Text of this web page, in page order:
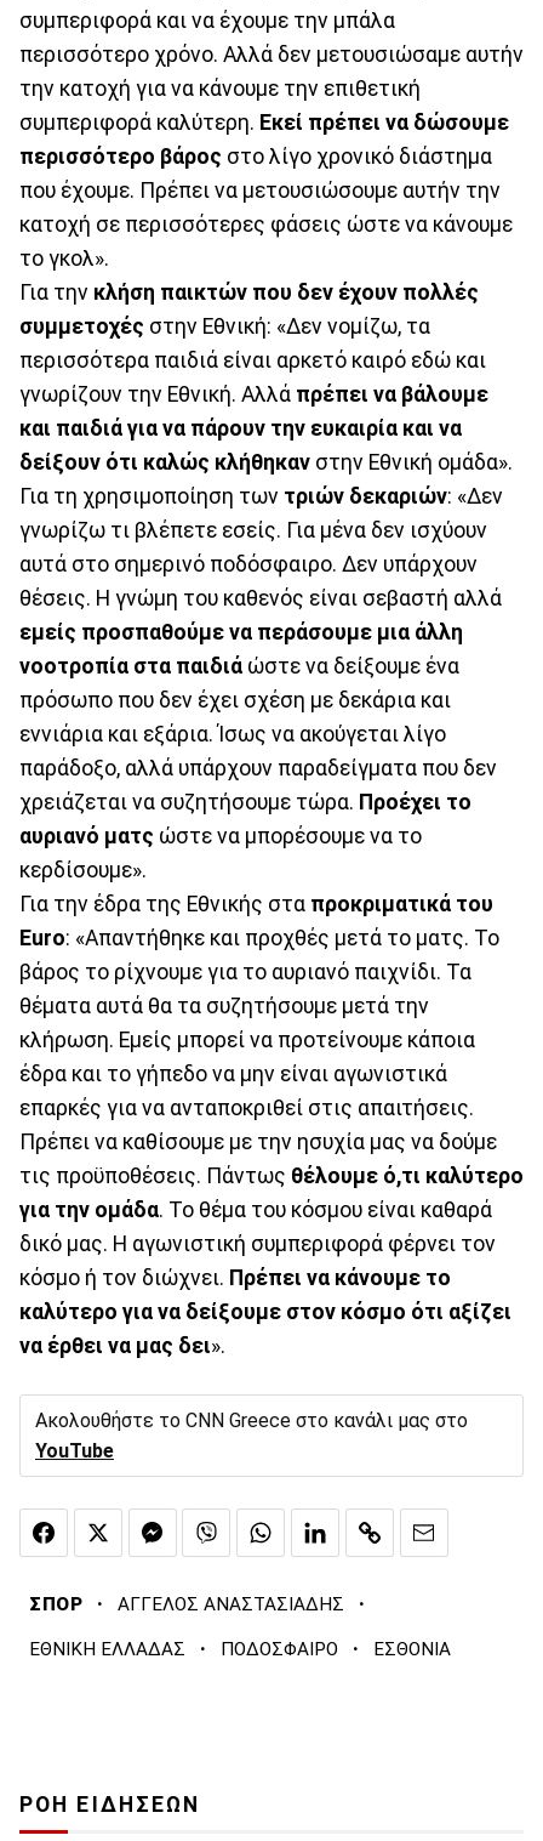
συμπεριφορά και να έχουμε την μπάλα
περισσότερο χρόνο. Αλλά δεν μετουσιώσαμε αυτήν
την κατοχή για να κάνουμε την επιθετική
συμπεριφορά καλύτερη. Εκεί πρέπει να δώσουμε
περισσότερο βάρος στο λίγο χρονικό διάστημα
που έχουμε. Πρέπει να μετουσιώσουμε αυτήν την
κατοχή σε περισσότερες φάσεις ώστε να κάνουμε
το γκολ».
Για την κλήση παικτών που δεν έχουν πολλές
συμμετοχές στην Εθνική: «Δεν νομίζω, τα
περισσότερα παιδιά είναι αρκετό καιρό εδώ και
γνωρίζουν την Εθνική. Αλλά πρέπει να βάλουμε
και παιδιά για να πάρουν την ευκαιρία και να
δείξουν ότι καλώς κλήθηκαν στην Εθνική ομάδα».
Για τη χρησιμοποίηση των τριών δεκαριών: «Δεν
γνωρίζω τι βλέπετε εσείς. Για μένα δεν ισχύουν
αυτά στο σημερινό ποδόσφαιρο. Δεν υπάρχουν
θέσεις. Η γνώμη του καθενός είναι σεβαστή αλλά
εμείς προσπαθούμε να περάσουμε μια άλλη
νοοτροπία στα παιδιά ώστε να δείξουμε ένα
πρόσωπο που δεν έχει σχέση με δεκάρια και
εννιάρια και εξάρια. Ίσως να ακούγεται λίγο
παράδοξο, αλλά υπάρχουν παραδείγματα που δεν
χρειάζεται να συζητήσουμε τώρα. Προέχει το
αυριανό ματς ώστε να μπορέσουμε να το
κερδίσουμε».
Για την έδρα της Εθνικής στα προκριματικά του
Euro: «Απαντήθηκε και προχθές μετά το ματς. Το
βάρος το ρίχνουμε για το αυριανό παιχνίδι. Τα
θέματα αυτά θα τα συζητήσουμε μετά την
κλήρωση. Εμείς μπορεί να προτείνουμε κάποια
έδρα και το γήπεδο να μην είναι αγωνιστικά
επαρκές για να ανταποκριθεί στις απαιτήσεις.
Πρέπει να καθίσουμε με την ησυχία μας να δούμε
τις προϋποθέσεις. Πάντως θέλουμε ό,τι καλύτερο
για την ομάδα. Το θέμα του κόσμου είναι καθαρά
δικό μας. Η αγωνιστική συμπεριφορά φέρνει τον
κόσμο ή τον διώχνει. Πρέπει να κάνουμε το
καλύτερο για να δείξουμε στον κόσμο ότι αξίζει
να έρθει να μας δει».
Ακολουθήστε το CNN Greece στο κανάλι μας στο
YouTube
ΣΠΟΡ · ΑΓΓΕΛΟΣ ΑΝΑΣΤΑΣΙΑΔΗΣ ·
ΕΘΝΙΚΗ ΕΛΛΑΔΑΣ · ΠΟΔΟΣΦΑΙΡΟ · ΕΣΘΟΝΙΑ
ΡΟΗ ΕΙΔΗΣΕΩΝ